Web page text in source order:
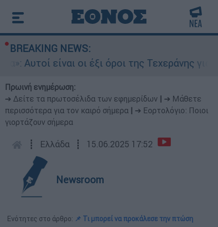
BREAKING NEWS:
Αυτοί είναι οι έξι όροι της Τεχεράνης για
Πρωινή ενημέρωση:
➔ Δείτε τα πρωτοσέλιδα των εφημερίδων
➔ Μάθετε
περισσότερα για τον καιρό σήμερα
➔ Εορτολόγιο: Ποιοι
γιορτάζουν σήμερα
┋ Ελλάδα ┋ 15.06.2025 17:52
Newsroom
Ενότητες στο άρθρο: 📌 Τι μπορεί να προκάλεσε την πτώση